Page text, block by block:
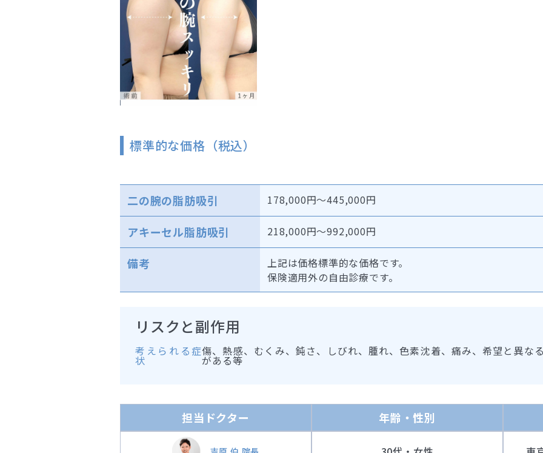
標準的な価格（税込）
二の腕の脂肪吸引 178,000円～445,000円
アキーセル脂肪吸引 218,000円～992,000円
備考
上記は価格標準的な価格です。
保険適用外の自由診療です。
リスクと副作用
考えられる症
状
傷、熱感、むくみ、鈍さ、しびれ、腫れ、色素沈着、痛み、希望と異な
がある等
担当ドクター 年齢・性別